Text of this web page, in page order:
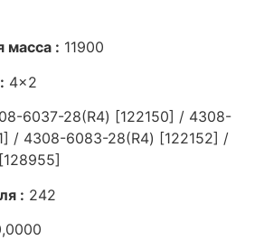
масса : 11900
4×2
6037-28(R4) [122150] / 4308-
/ 4308-6083-28(R4) [122152] /
: 242